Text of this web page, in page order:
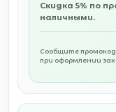
Скидка 5% по
наличными.
Сообщите
при оформлении